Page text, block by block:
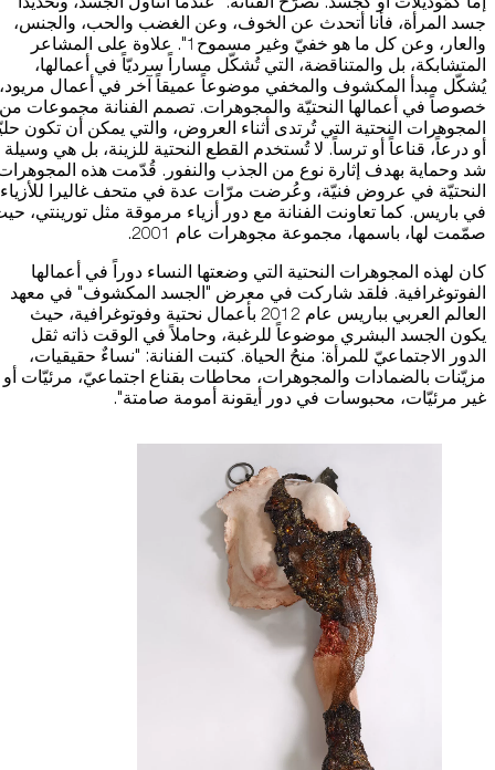
جسد المرأة، فأنا أتحدث عن الخوف، وعن الغضب والحب، والجنس،
والعار، وعن كل ما هو خفيّ وغير مسموح1". علاوة على المشاعر
المتشابكة، بل والمتناقضة، التي تُشكّل مساراً سرديّاً في أعمالها،
يُشكّل مبدأ المكشوف والمخفي موضوعاً عميقاً آخر في أعمال مريود،
خصوصاً في أعمالها النحتيّة والمجوهرات. تصمم الفنانة مجموعات من
المجوهرات النحتية التي تُرتدى أثناء العروض، والتي يمكن أن تكون
أو درعاً، قناعاً أو ترساً. لا تُستخدم القطع النحتية للزينة، بل هي وسيلة
شد وحماية بهدف إثارة نوع من الجذب والنفور. قُدّمت هذه
النحتيّة في عروض فنيّة، وعُرضت مرّات عدة في متحف غاليرا للأزياء
في باريس. كما تعاونت الفنانة مع دور أزياء مرموقة مثل تورينتي،
صمّمت لها، باسمها، مجموعة مجوهرات عام 2001.
كان لهذه المجوهرات النحتية التي وضعتها النساء دوراً في أعمالها
الفوتوغرافية. فلقد شاركت في معرض "الجسد المكشوف" في معهد
العالم العربي بباريس عام 2012 بأعمال نحتية وفوتوغرافية، حيث
يكون الجسد البشري موضوعاً للرغبة، وحاملاً في الوقت ذاته ثقل
الدور الاجتماعيّ للمرأة: منحُ الحياة. كتبت الفنانة: "نساءٌ حقيقيات،
مزيّنات بالضمادات والمجوهرات، محاطات بقناع اجتماعيّ، مرئيّات أو
غير مرئيّات، محبوسات في دور أيقونة أمومة صامتة".